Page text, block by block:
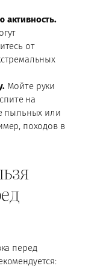
активность.
от
Мойте руки
на
пыльных или
походов в
перед